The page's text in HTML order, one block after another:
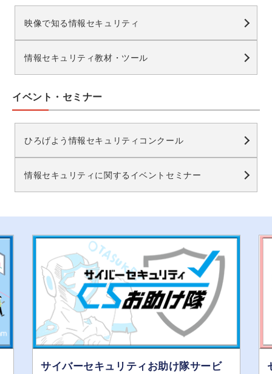
映像で知る情報セキュリティ
情報セキュリティ教材・ツール
イベント・セミナー
ひろげよう情報セキュリティコンクール
情報セキュリティに関するイベントセミナー
サイバーセキュリティお助け隊サービ